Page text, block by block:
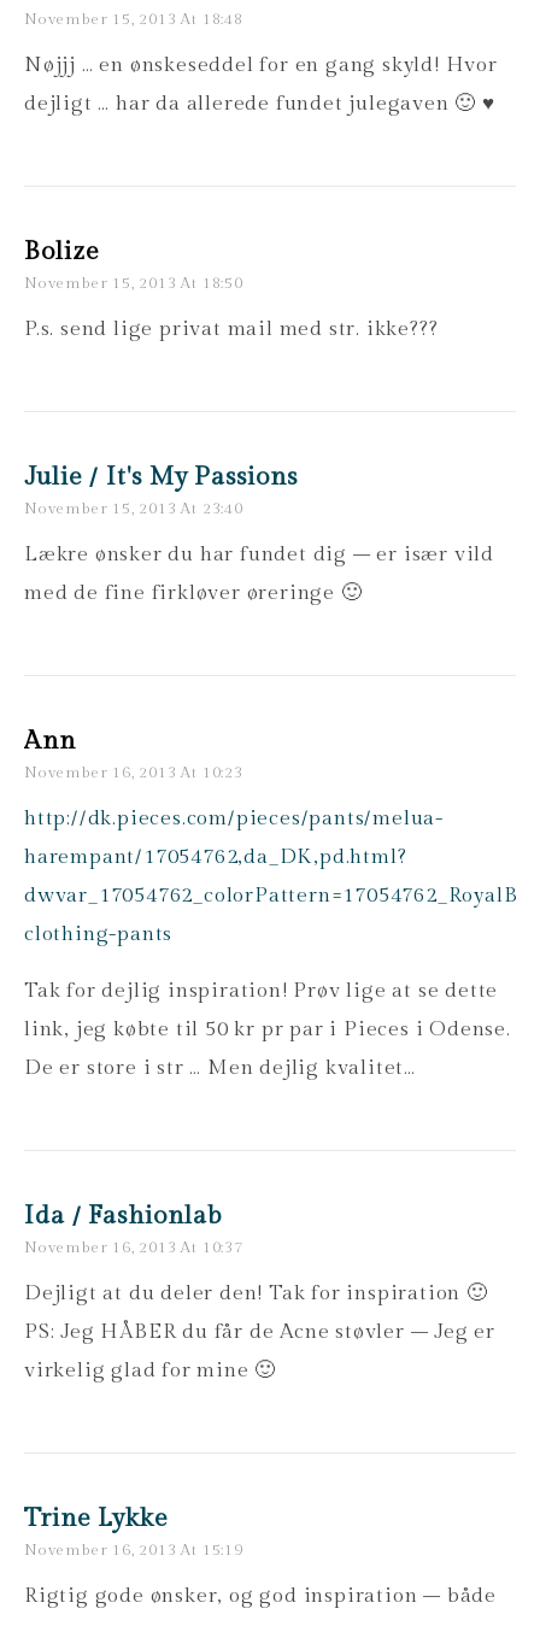
November 15, 2013 At 18:48
Nøjjj … en ønskeseddel for en gang skyld! Hvor
dejligt … har da allerede fundet julegaven 🙂 ♥
Bolize
November 15, 2013 At 18:50
P.s. send lige privat mail med str. ikke???
Julie / It's My Passions
November 15, 2013 At 23:40
Lækre ønsker du har fundet dig – er især vild
med de fine firkløver øreringe 🙂
Ann
November 16, 2013 At 10:23
http://dk.pieces.com/pieces/pants/melua-
harempant/17054762,da_DK,pd.html?
clothing-pants
Tak for dejlig inspiration! Prøv lige at se dette
link, jeg købte til 50 kr pr par i Pieces i Odense.
De er store i str … Men dejlig kvalitet…
Ida / Fashionlab
November 16, 2013 At 10:37
Dejligt at du deler den! Tak for inspiration 🙂
PS: Jeg HÅBER du får de Acne støvler – Jeg er
virkelig glad for mine 🙂
Trine Lykke
November 16, 2013 At 15:19
Rigtig gode ønsker, og god inspiration – både